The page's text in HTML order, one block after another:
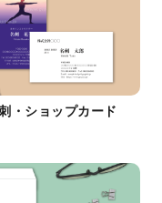
・ショップカード